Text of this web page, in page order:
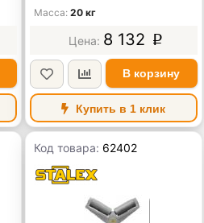
Масса 20 кг
8 132 p
В корзину
Купить в 1 клик
Код товара: 62402